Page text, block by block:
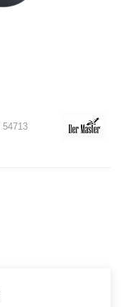
54713